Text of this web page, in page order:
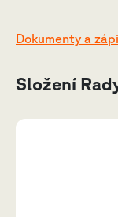
Dokumenty a
Složení